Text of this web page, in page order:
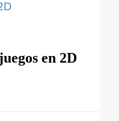
en 2D